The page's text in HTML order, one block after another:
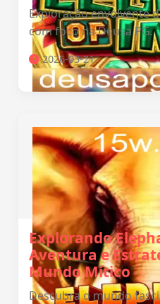
Exploração envolvente
com foco na Deusa PG.
2026-03-21
Explorando
Aventura e
Mundo Mítico
Descubra o mundo